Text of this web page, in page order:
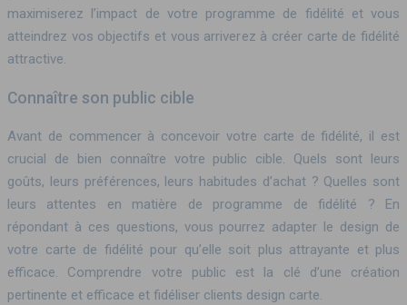
maximiserez l’impact de votre programme de fidélité et vous
atteindrez vos objectifs et vous arriverez à créer carte de fidélité
attractive.
Connaître son public cible
Avant de commencer à concevoir votre carte de fidélité, il est
crucial de bien connaître votre public cible. Quels sont leurs
goûts, leurs préférences, leurs habitudes d’achat ? Quelles sont
leurs attentes en matière de programme de fidélité ? En
répondant à ces questions, vous pourrez adapter le design de
votre carte de fidélité pour qu’elle soit plus attrayante et plus
efficace. Comprendre votre public est la clé d’une création
pertinente et efficace et fidéliser clients design carte.